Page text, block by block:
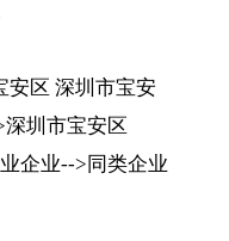
安区 深圳市宝安
圳市宝安区
业企业-->同类企业